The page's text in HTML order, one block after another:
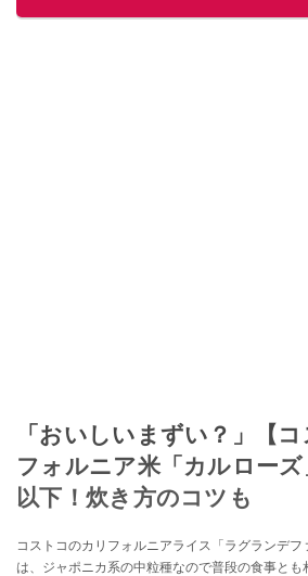
「おいしいまずい？」【
フォルニア米「カルロー
以下！炊き方のコツも
コストコのカリフォルニアライス「ラグランデフ
は、ジャポニカ系の中粒種なので普段の食事とも